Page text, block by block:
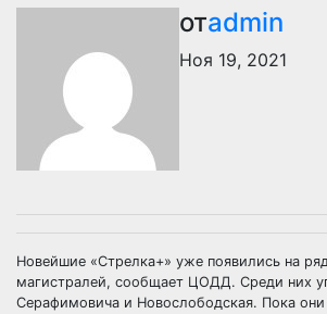
отadmin
Ноя 19, 2021
Новейшие «Стрелка+» уже появились на
магистралей, сообщает ЦОДД. Среди них
Серафимовича и Новослободская. Пока